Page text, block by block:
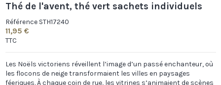
Thé de l'avent, thé vert sachets individuels
Référence STH17240
11,95 €
TTC
Les Noëls victoriens réveillent l’image d’un passé enchanteur, où
les flocons de neige transformaient les villes en paysages
féeriques. À chaque coin de rue, les vitrines s’animaient de scènes